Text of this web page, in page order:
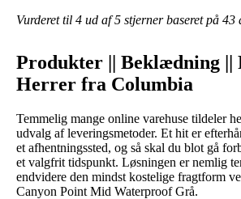
Vurderet til 4 ud af 5 stjerner baseret på 43
Produkter || Beklædning ||
Herrer fra Columbia
Temmelig mange online varehuse tildeler
udvalg af leveringsmetoder. Et hit er
et afhentningssted, og så skal du blot gå
et valgfrit tidspunkt. Løsningen er nemlig
endvidere den mindst kostelige fragtform
Canyon Point Mid Waterproof Grå.